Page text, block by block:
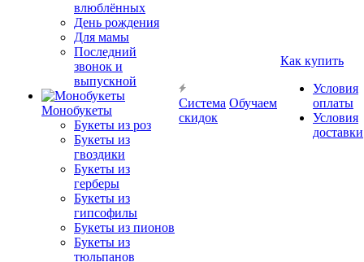
влюблённых
День рождения
Для мамы
Последний
звонок и
выпускной
Монобукеты
Букеты из роз
Букеты из
гвоздики
Букеты из
герберы
Букеты из
гипсофилы
Букеты из пионов
Букеты из
тюльпанов
Система
скидок
Обучаем
Как купить
Условия
оплаты
Условия
доставки